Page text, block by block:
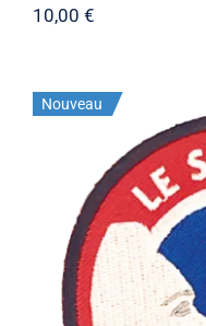
10,00 €
Nouveau
Ecusson